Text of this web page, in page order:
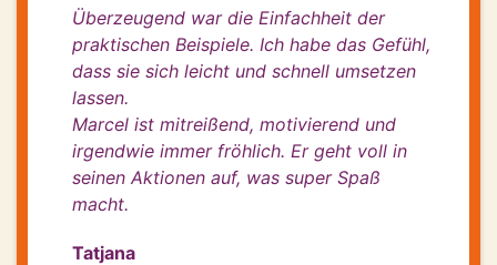
Überzeugend war die Einfachheit der
praktischen Beispiele. Ich habe das Gefühl,
dass sie sich leicht und schnell umsetzen
lassen.
Marcel ist mitreißend, motivierend und
irgendwie immer fröhlich. Er geht voll in
seinen Aktionen auf, was super Spaß
macht.
Tatjana